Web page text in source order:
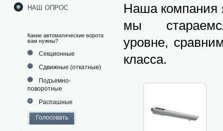
наш опрос
Какие автоматические ворота
вам нужны?
Секционные
Сдвижные (откатные)
Подъемно-
поворотные
Распашные
Наша компания
мы
уровне,
класса.